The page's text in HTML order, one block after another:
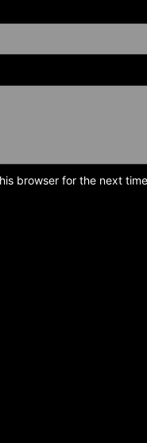
browser for the next